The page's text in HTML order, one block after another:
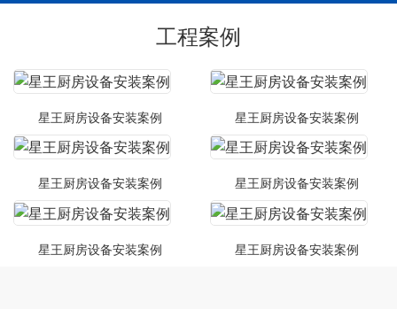
工程案例
星王厨房设备安装案例 星王厨房设备安装案例
星王厨房设备安装案例 星王厨房设备安装案例
星王厨房设备安装案例 星王厨房设备安装案例